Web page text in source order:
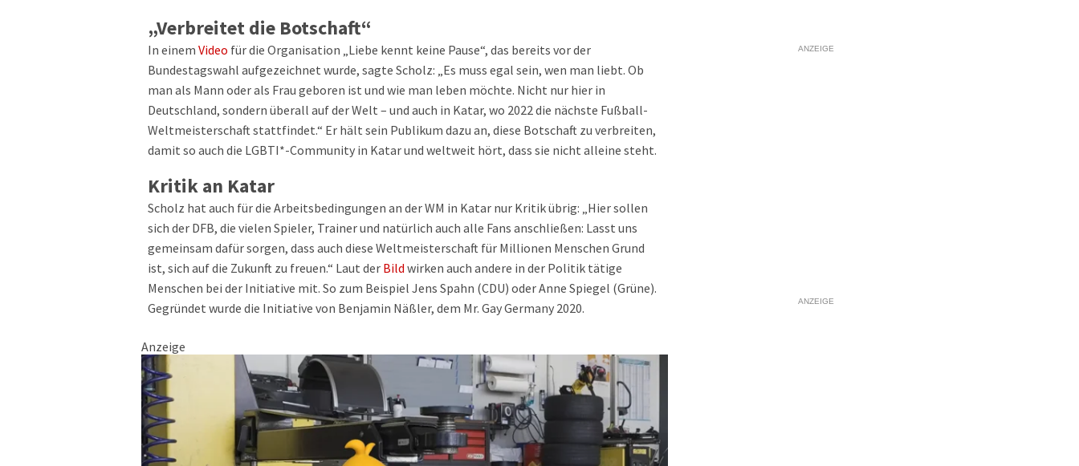
„Verbreitet die Botschaft“
In einem Video für die Organisation „Liebe kennt keine Pause“, das bereits vor der
Bundestagswahl aufgezeichnet wurde, sagte Scholz: „Es muss egal sein, wen man liebt. Ob
man als Mann oder als Frau geboren ist und wie man leben möchte. Nicht nur hier in
Deutschland, sondern überall auf der Welt – und auch in Katar, wo 2022 die nächste Fußball-
Weltmeisterschaft stattfindet.“ Er hält sein Publikum dazu an, diese Botschaft zu verbreiten,
damit so auch die LGBTI*-Community in Katar und weltweit hört, dass sie nicht alleine steht.
Kritik an Katar
Scholz hat auch für die Arbeitsbedingungen an der WM in Katar nur Kritik übrig: „Hier sollen
sich der DFB, die vielen Spieler, Trainer und natürlich auch alle Fans anschließen: Lasst uns
gemeinsam dafür sorgen, dass auch diese Weltmeisterschaft für Millionen Menschen Grund
ist, sich auf die Zukunft zu freuen.“ Laut der Bild wirken auch andere in der Politik tätige
Menschen bei der Initiative mit. So zum Beispiel Jens Spahn (CDU) oder Anne Spiegel (Grüne).
Gegründet wurde die Initiative von Benjamin Näßler, dem Mr. Gay Germany 2020.
Anzeige
ANZEIGE
ANZEIGE